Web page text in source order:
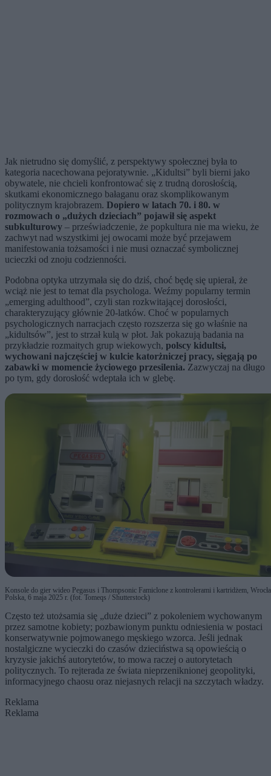
Jak nietrudno się domyślić, z perspektywy społecznej była to
kategoria nacechowana pejoratywnie. „Kidultsi” byli bierni jako
obywatele, nie chcieli konfrontować się z trudną dorosłością,
skutkami ekonomicznego bałaganu oraz skomplikowanym
politycznym krajobrazem. Dopiero w latach 70. i 80. w
rozmowach o „dużych dzieciach” pojawił się aspekt
subkulturowy – przeświadczenie, że popkultura nie ma wieku, że
zachwyt nad wszystkimi jej owocami może być przejawem
manifestowania tożsamości i nie musi oznaczać symbolicznej
ucieczki od znoju codzienności.
Podobna optyka utrzymała się do dziś, choć będę się upierał, że
wciąż nie jest to temat dla psychologa. Weźmy popularny termin
„emerging adulthood”, czyli stan rozkwitającej dorosłości,
charakteryzujący głównie 20-latków. Choć w popularnych
psychologicznych narracjach często rozszerza się go właśnie na
„kidultsów”, jest to strzał kulą w płot. Jak pokazują badania na
przykładzie rozmaitych grup wiekowych, polscy kidultsi,
wychowani najczęściej w kulcie katorżniczej pracy, sięgają po
zabawki w momencie życiowego przesilenia. Zazwyczaj na długo
po tym, gdy dorosłość wdeptała ich w glebę.
Konsole do gier wideo Pegasus i Thompsonic Famiclone z kontrolerami i kartridżem,
Polska, 6 maja 2025 r. (fot. Tomeqs / Shutterstock)
Często też utożsamia się „duże dzieci” z pokoleniem wychowanym
przez samotne kobiety; pozbawionym punktu odniesienia w postaci
konserwatywnie pojmowanego męskiego wzorca. Jeśli jednak
nostalgiczne wycieczki do czasów dzieciństwa są opowieścią o
kryzysie jakichś autorytetów, to mowa raczej o autorytetach
politycznych. To rejterada ze świata nieprzeniknionej geopolityki,
informacyjnego chaosu oraz niejasnych relacji na szczytach władzy.
Reklama
Reklama